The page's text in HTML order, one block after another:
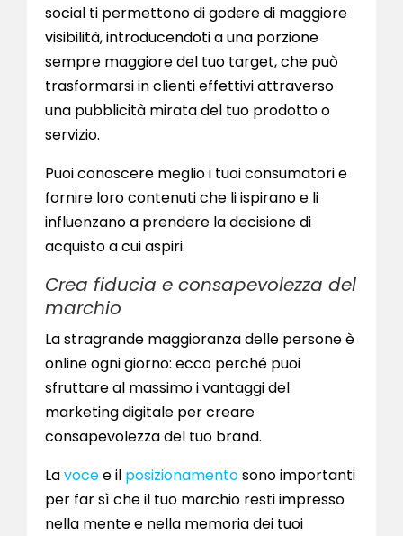
social ti permettono di godere di maggiore
visibilità, introducendoti a una porzione
sempre maggiore del tuo target, che può
trasformarsi in clienti effettivi attraverso
una pubblicità mirata del tuo prodotto o
servizio.
Puoi conoscere meglio i tuoi consumatori e
fornire loro contenuti che li ispirano e li
influenzano a prendere la decisione di
acquisto a cui aspiri.
Crea fiducia e consapevolezza del
marchio
La stragrande maggioranza delle persone è
online ogni giorno: ecco perché puoi
sfruttare al massimo i vantaggi del
marketing digitale per creare
consapevolezza del tuo brand.
Lavocee il posizionamentosono importanti
per far sì che il tuo marchio resti impresso
nella mente e nella memoria dei tuoi